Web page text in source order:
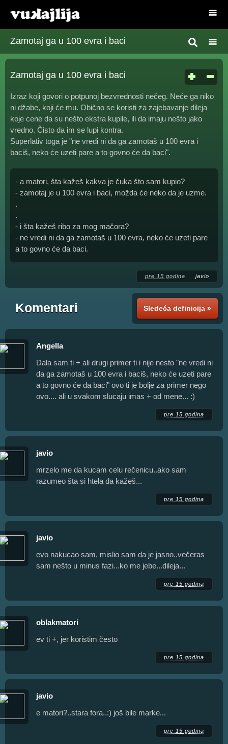
Zamotaj ga u 100 evra i baci
Zamotaj ga u 100 evra i baci
Izraz koji govori o potpunoj bezvrednosti nečeg. Neće ga niko
ni džabe, koji će mu. Obično se koristi za zajebavanje dileja
koje cene da su nešto ekstra kupile, ili da imaju nešto jako
vredno. Čisto da im se lupi kontra.
Superlativ toga je "ne vredi ni da ga zamotaš u 100 evra i
baciš, neko će uzeti pare a to govno će da baci".
- a matori, šta kažeš kakva je čuka što sam kupio?
- zamotaj je u 100 evra i baci, možda će neko da je uzme.
.
.
- i šta kažeš ribo za mog mačora?
- ne vredi ni da ga zamotaš u 100 evra, neko će uzeti pare
a to govno će da baci.
pre 15 godina javio
Sledeća definicija »
Komentari
Angella
Dala sam ti + ali drugi primer ti i nije nesto "ne vredi ni
da ga zamotaš u 100 evra i baciš, neko će uzeti pare
a to govno će da baci" ovo ti je bolje za primer nego
ovo.... ali u svakom slucaju imas + od mene... :)
pre 15 godina
javio
mrzelo me da kucam celu rečenicu..ako sam
razumeo šta si htela da kažeš...
pre 15 godina
javio
evo nakucao sam, mislio sam da je jasno..večeras
sam nešto u minus fazi...ko me jebe...dileja...
pre 15 godina
oblakmatori
ev ti +, jer koristim često
pre 15 godina
javio
e matori?..stara fora..:) još bile marke...
pre 15 godina